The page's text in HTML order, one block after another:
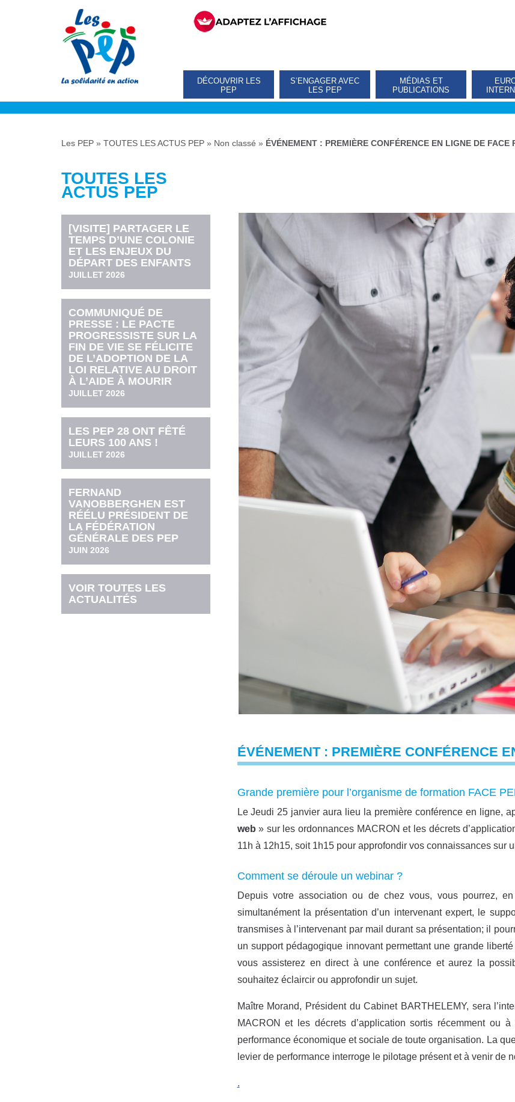
DÉCOUVRIR LES
PEP
S’ENGAGER AVEC
LES PEP
MÉDIAS ET
PUBLICATIONS
Les PEP » TOUTES LES ACTUS PEP » Non classé » ÉVÉNEMENT : PREMIÈRE CONFÉRENCE EN LIGNE DE FACE
TOUTES LES
ACTUS PEP
[VISITE] PARTAGER LE
TEMPS D’UNE COLONIE
ET LES ENJEUX DU
DÉPART DES ENFANTS
JUILLET 2026
COMMUNIQUÉ DE
PRESSE : LE PACTE
PROGRESSISTE SUR LA
FIN DE VIE SE FÉLICITE
DE L’ADOPTION DE LA
LOI RELATIVE AU DROIT
À L’AIDE À MOURIR
JUILLET 2026
LES PEP 28 ONT FÊTÉ
LEURS 100 ANS !
JUILLET 2026
FERNAND
VANOBBERGHEN EST
RÉÉLU PRÉSIDENT DE
LA FÉDÉRATION
GÉNÉRALE DES PEP
JUIN 2026
VOIR TOUTES LES
ACTUALITÉS
ÉVÉNEMENT : PREMIÈRE CONFÉRENCE
Grande première pour l’organisme de formation FACE
Le Jeudi 25 janvier aura lieu la première conférence en ligne,
web » sur les ordonnances MACRON et les décrets
11h à 12h15, soit 1h15 pour approfondir vos connaissances sur
Comment se déroule un webinar ?
Depuis votre association ou de chez vous, vous pourrez,
simultanément la présentation d’un intervenant expert, le
transmises à l’intervenant par mail durant sa présentation; il
un support pédagogique innovant permettant une grande
vous assisterez en direct à une conférence et aurez la
souhaitez éclaircir ou approfondir un sujet.
Maître Morand, Président du Cabinet BARTHELEMY, sera
MACRON et les décrets d’application sortis récemment
performance économique et sociale de toute organisation. La
levier de performance interroge le pilotage présent et à venir de
.